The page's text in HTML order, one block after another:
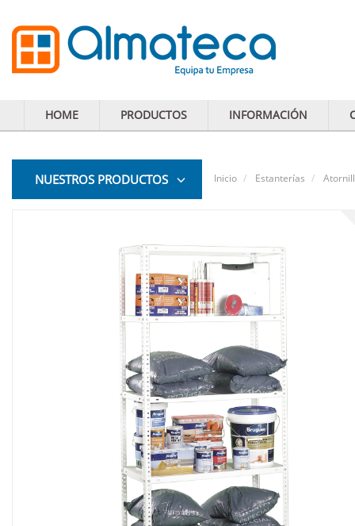
HOME PRODUCTOS INFORMACIÓN
NUESTROS PRODUCTOS Inicio Estanterías